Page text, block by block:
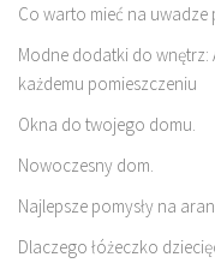
Co warto mieć na
Modne dodatki do
każdemu pomieszczeniu
Okna do twojego domu.
Nowoczesny dom.
Najlepsze pomysły na
Dlaczego łóżeczko